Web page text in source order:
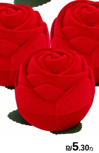
מ ₪5.30